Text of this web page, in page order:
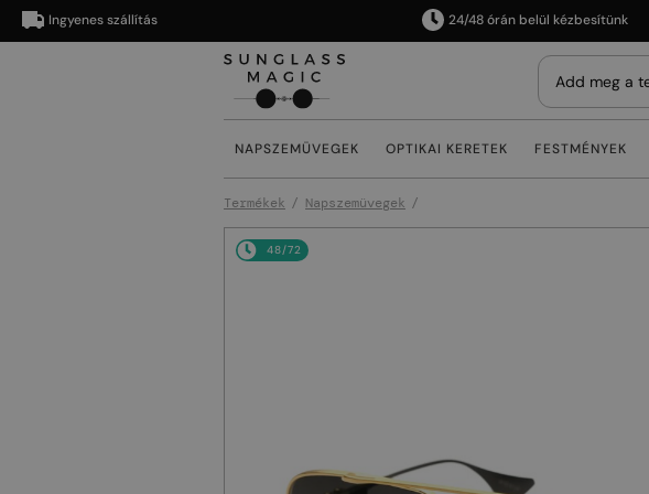
Ingyenes szállítás 24/48 órán belül kézbesítünk
NAPSZEMÜVEGEK OPTIKAI KERETEK FESTMÉNYEK
Termékek Napszemüvegek
48/72